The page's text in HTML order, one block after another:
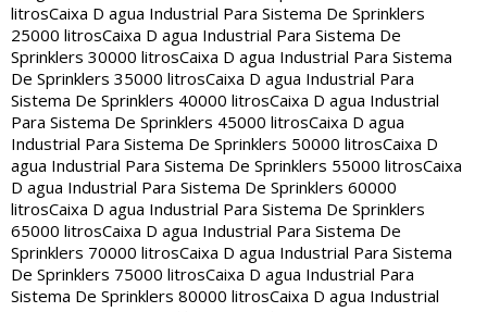
litrosCaixa D agua Industrial Para Sistema De Sprinklers
25000 litrosCaixa D agua Industrial Para Sistema De
Sprinklers 30000 litrosCaixa D agua Industrial Para Sistema
De Sprinklers 35000 litrosCaixa D agua Industrial Para
Sistema De Sprinklers 40000 litrosCaixa D agua Industrial
Para Sistema De Sprinklers 45000 litrosCaixa D agua
Industrial Para Sistema De Sprinklers 50000 litrosCaixa D
agua Industrial Para Sistema De Sprinklers 55000 litrosCaixa
D agua Industrial Para Sistema De Sprinklers 60000
litrosCaixa D agua Industrial Para Sistema De Sprinklers
65000 litrosCaixa D agua Industrial Para Sistema De
Sprinklers 70000 litrosCaixa D agua Industrial Para Sistema
De Sprinklers 75000 litrosCaixa D agua Industrial Para
Sistema De Sprinklers 80000 litrosCaixa D agua Industrial